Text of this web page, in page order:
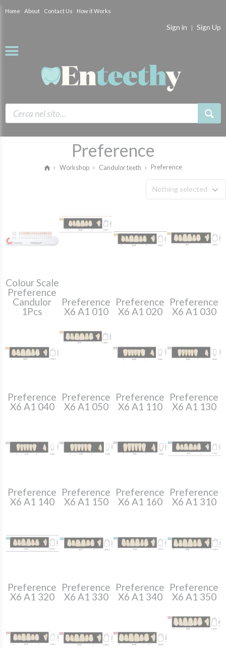
Home About Contact Us How it Works
Sign in Sign Up
Preference
Workshop Candulor teeth Preference
Nothing selected
Colour Scale
Preference
Candulor
1Pcs
Preference
X6 A1 010
Preference
X6 A1 020
Preference
X6 A1 030
Preference
X6 A1 040
Preference
X6 A1 050
Preference
X6 A1 110
Preference
X6 A1 130
Preference
X6 A1 140
Preference
X6 A1 150
Preference
X6 A1 160
Preference
X6 A1 310
Preference
X6 A1 320
Preference
X6 A1 330
Preference
X6 A1 340
Preference
X6 A1 350